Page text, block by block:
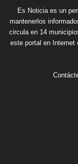
Es Noticia es un
mantenerlos
circula en 14
este portal en Internet